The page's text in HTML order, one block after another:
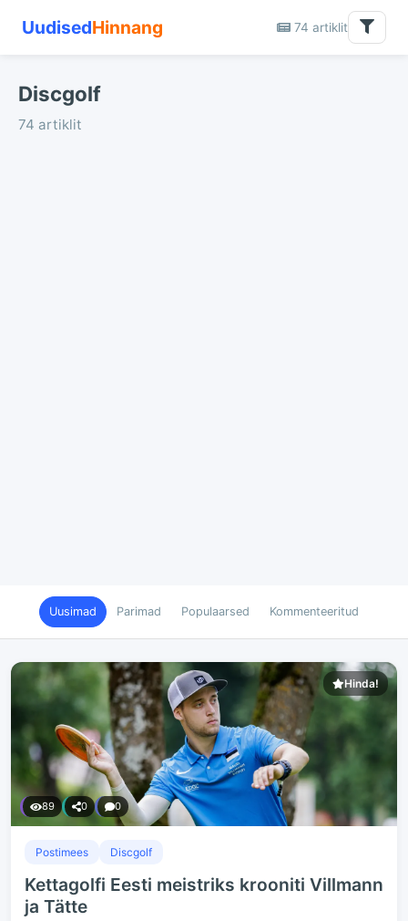
UudisedHinnang 74 artiklit
Discgolf
74 artiklit
Uusimad Parimad Populaarsed Kommenteeritud
Hinda!
89 0 0
Postimees Discgolf
Kettagolfi Eesti meistriks krooniti Villmann
ja Tätte